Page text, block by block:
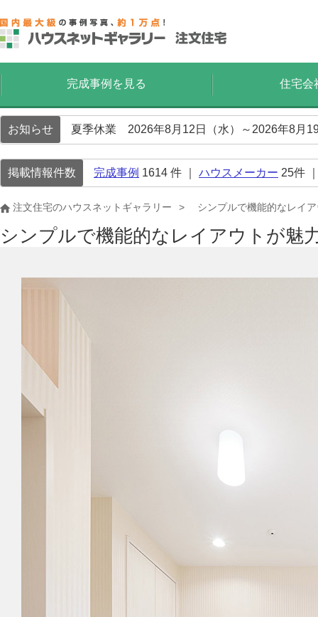
完成事例を見る 住宅会
お知らせ 夏季休業 2026年8月12日（水）～2026年8月
掲載情報件数 完成事例 1614 件 ｜ ハウスメーカー 25件
注文住宅のハウスネットギャラリー シンプルで機能的なレイ
シンプルで機能的なレイアウトが魅